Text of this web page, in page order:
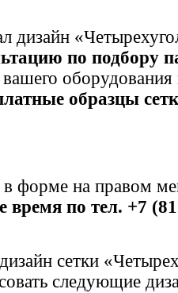
дизайн
по подбору
оборудования
образцы
в форме на правом
время по тел. +7
сетки
следующие